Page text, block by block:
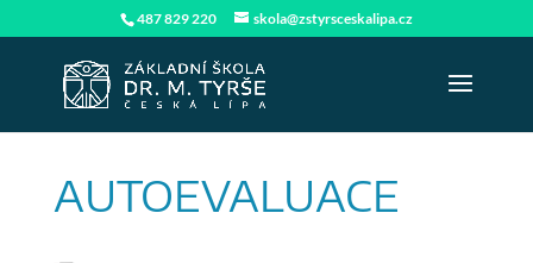
487 829 220 skola@zstyrsceskalipa.cz
AUTOEVALUACE